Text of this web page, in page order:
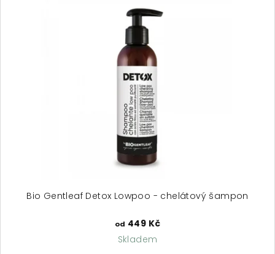
hvězdiček.
Bio Gentleaf Detox Lowpoo - chelátový šampon
od 449 Kč
Skladem